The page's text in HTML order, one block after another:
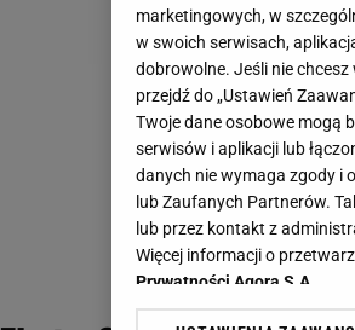
marketingowych, w
w swoich serwisach,
dobrowolne. Jeśli nie
przejdź do „Ustawień
Twoje dane osobowe mogą
serwisów i aplikacji lub
danych nie wymaga zgody i
lub Zaufanych Partnerów.
lub przez kontakt z
Więcej informacji o
Prywatności Agora S.A.